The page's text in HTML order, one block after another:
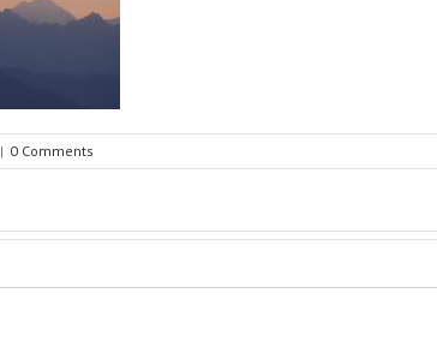
| 0 Comments